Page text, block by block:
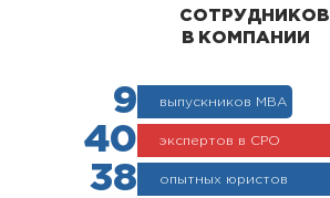
СОТРУДНИКОВ
В КОМПАНИИ
9 выпускников МВА
40 экспертов в СРО
38 опытных юристов